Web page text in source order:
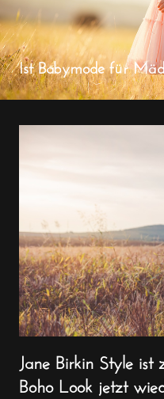
Ist Babymode für
Jane Birkin Style
Boho Look jetzt